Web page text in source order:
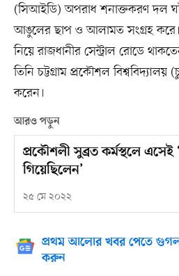
(সিআইডি) অপরাধ শনাক্তকরণ দল
আঙুলের ছাপ ও আলামত সংগ্রহ করে।
নিয়ে রাজধানীর সেন্ট্রাল রোডে
তিনি চট্টগ্রাম প্রকৌশল
করেন।
আরও পড়ুন
প্রকৌশলী সুব্রত কর্মস্থলে এসেই
গিয়েছিলেন’
২৫ মে ২০২২
প্রথম আলোর খবর পেতে
করুন